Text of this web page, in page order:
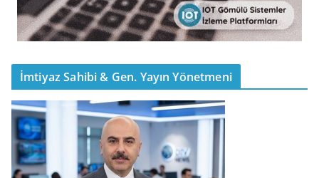
İmtiyaz Sahibi & Gen. Yayın Yönetmeni